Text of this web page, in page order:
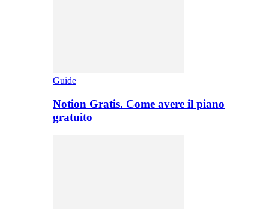
Guide
Notion Gratis. Come avere il piano
gratuito